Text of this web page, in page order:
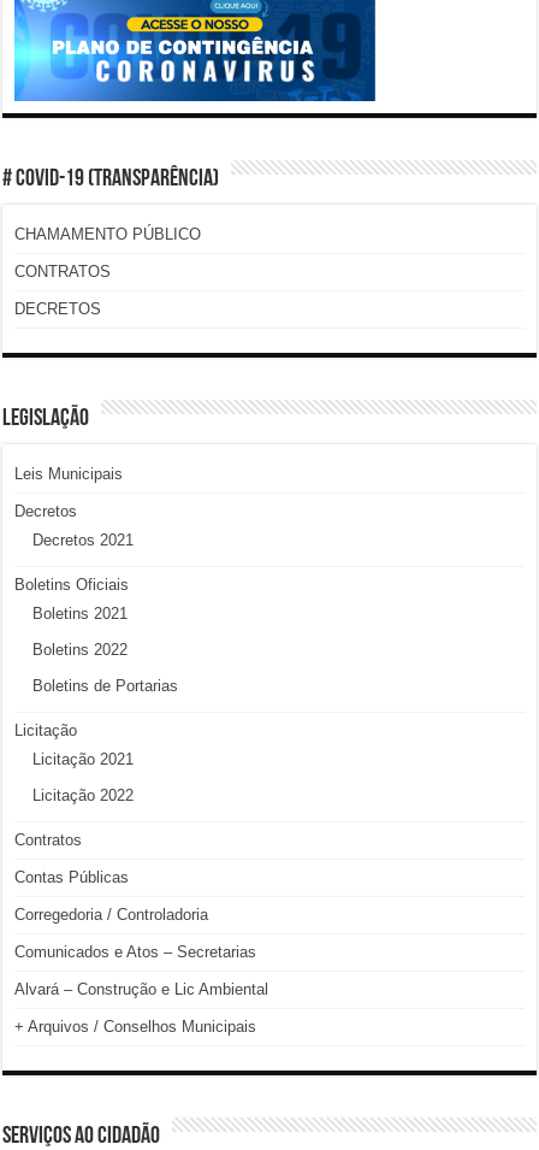
# COVID-19 (TRANSPARÊNCIA)
CHAMAMENTO PÚBLICO
CONTRATOS
DECRETOS
LEGISLAÇÃO
Leis Municipais
Decretos
Decretos 2021
Boletins Oficiais
Boletins 2021
Boletins 2022
Boletins de Portarias
Licitação
Licitação 2021
Licitação 2022
Contratos
Contas Públicas
Corregedoria / Controladoria
Comunicados e Atos – Secretarias
Alvará – Construção e Lic Ambiental
+ Arquivos / Conselhos Municipais
SERVIÇOS AO CIDADÃO